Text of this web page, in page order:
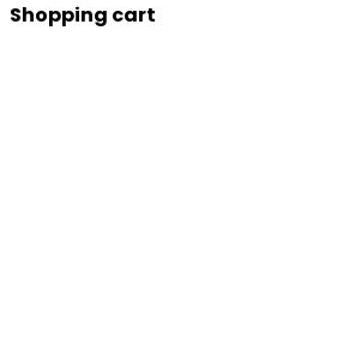
Shopping cart